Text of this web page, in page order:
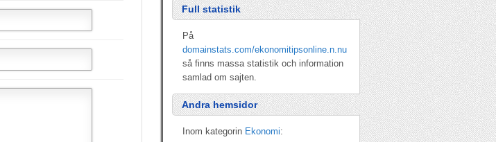
Full statistik
På
domainstats.com/ekonomitipsonline.n.nu
så finns massa statistik och information
samlad om sajten.
Andra hemsidor
Inom kategorin Ekonomi: